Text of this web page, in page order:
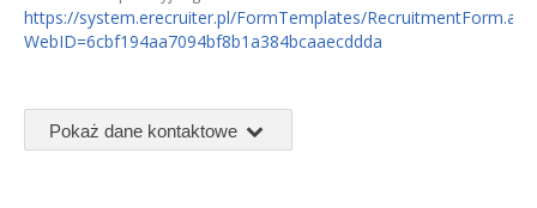
https://system.erecruiter.pl/FormTemplates/
WebID=6cbf194aa7094bf8b1a384bcaaecddda
Pokaż dane kontaktowe